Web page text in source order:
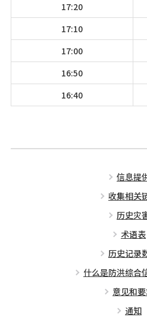
17:20
17:10
17:00
16:50
16:40
信息提
收集相关
历史灾
术语表
历史记录
什么是防洪综合
意见和
通知